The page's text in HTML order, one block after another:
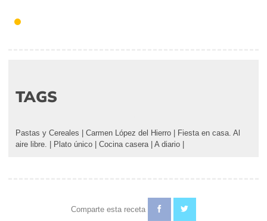
TAGS
Pastas y Cereales Carmen López del Hierro
Fiesta en casa. Al
aire libre.
Plato único Cocina casera| A diario
Comparte esta receta